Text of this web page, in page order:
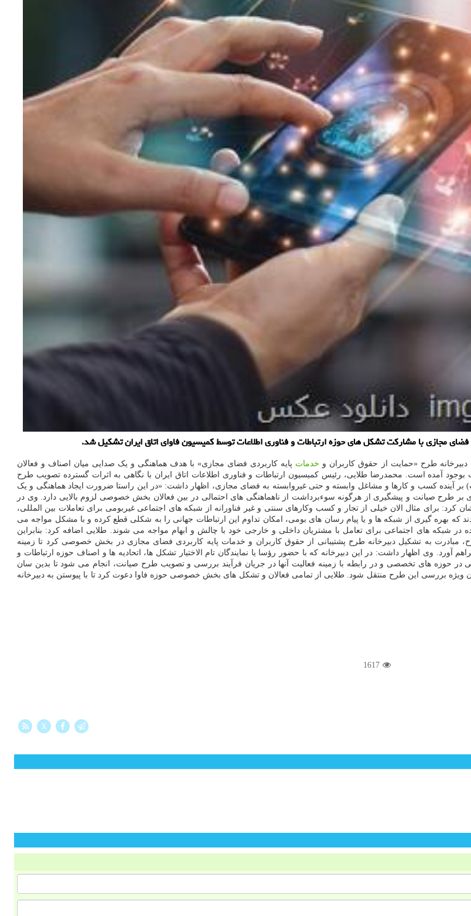
مجازی با مشارکت تشکل های حوزه ارتباطات و فناوری اطلاعات توسط کمیسیون فاوای اتاق ایران تشکیل شد.
دبیرخانه طرح «حمایت از حقوق کاربران و خدمات پایه کاربردی فضای مجازی» با هدف هماهنگی و یک صدایی میان اصناف و فعالان
آمده است. محمدرضا طلایی، رئیس کمیسیون ارتباطات و فناوری اطلاعات اتاق ایران با نگاهی به اثرات گسترده تصویب طرح
آینده کسب و کارها و مشاغل وابسته و حتی غیروابسته به فضای مجازی، اظهار داشت: «در این راستا ضرورت ایجاد هماهنگی و یک
طرح صیانت و پیشگیری از هرگونه سوءبرداشت از ناهماهنگی های احتمالی در بین فعالان بخش خصوصی لزوم بالایی دارد. وی در
برای مثال الان خیلی از تجار و کسب وکارهای سنتی و غیر فناورانه از شبکه های اجتماعی غیربومی برای تعاملات بین المللی،
که بهره گیری از شبکه ها و یا پیام رسان های بومی، امکان تداوم این ارتباطات جهانی را به شکلی قطع کرده و با مشکل مواجه می
در شبکه های اجتماعی برای تعامل با مشتریان داخلی و خارجی خود با چالش و ابهام مواجه می شوند. طلایی اضافه کرد: بنابراین
مبادرت به تشکیل دبیرخانه طرح پشتیبانی از حقوق کاربران و خدمات پایه کاربردی فضای مجازی در بخش خصوصی کرد تا زمینه
وی اظهار داشت: در این دبیرخانه که با حضور رؤسا یا نمایندگان تام الاختیار تشکل ها، اتحادیه ها و اصناف حوزه ارتباطات و
حوزه های تخصصی و در رابطه با زمینه فعالیت آنها در جریان فرآیند بررسی و تصویب طرح صیانت، انجام می شود تا بدین سان
ویژه بررسی این طرح منتقل شود. طلایی از تمامی فعالان و تشکل های بخش خصوصی حوزه فاوا دعوت کرد تا با پیوستن به دبیرخانه
1617
X